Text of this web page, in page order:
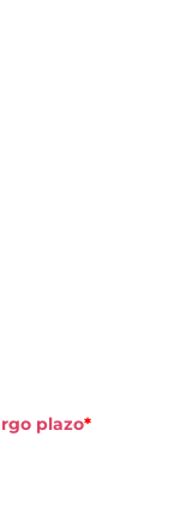
plazo*